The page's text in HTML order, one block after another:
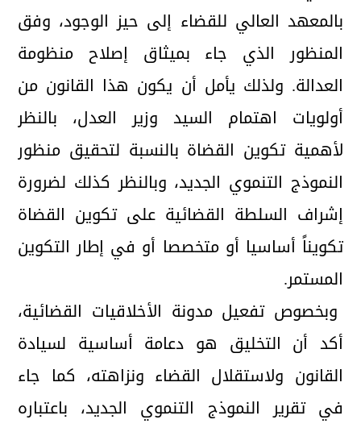
بالمعهد العالي للقضاء إلى حيز الوجود، وفق
المنظور الذي جاء بميثاق إصلاح منظومة
العدالة. ولذلك يأمل أن يكون هذا القانون من
أولويات اهتمام السيد وزير العدل، بالنظر
لأهمية تكوين القضاة بالنسبة لتحقيق منظور
النموذج التنموي الجديد، وبالنظر كذلك لضرورة
إشراف السلطة القضائية على تكوين القضاة
تكويناً أساسيا أو متخصصا أو في إطار التكوين
المستمر.
وبخصوص تفعيل مدونة الأخلاقيات القضائية،
أكد أن التخليق هو دعامة أساسية لسيادة
القانون ولاستقلال القضاء ونزاهته، كما جاء
في تقرير النموذج التنموي الجديد، باعتباره